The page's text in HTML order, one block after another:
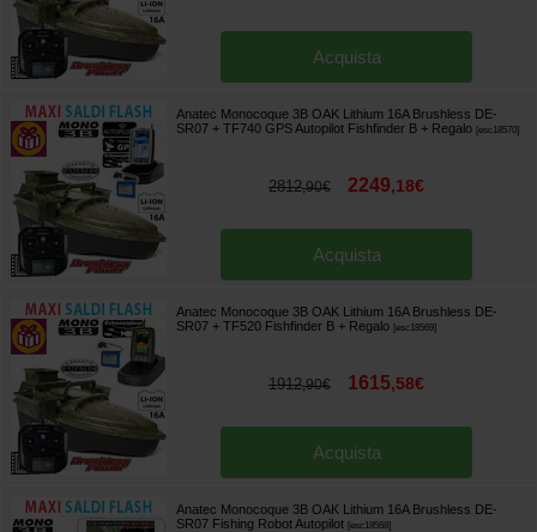
Acquista
Anatec Monocoque 3B OAK Lithium 16A Brushless DE-
SR07 + TF740 GPS Autopilot Fishfinder B + Regalo [esc18570]
2812,90€ 2249,18€
Acquista
Anatec Monocoque 3B OAK Lithium 16A Brushless DE-
SR07 + TF520 Fishfinder B + Regalo [esc18569]
1912,90€ 1615,58€
Acquista
Anatec Monocoque 3B OAK Lithium 16A Brushless DE-
SR07 Fishing Robot Autopilot [esc18568]